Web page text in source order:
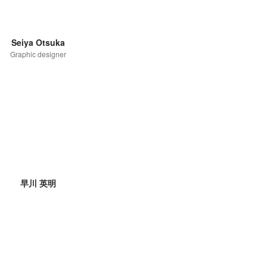
Seiya Otsuka
Graphic designer
早川 英明